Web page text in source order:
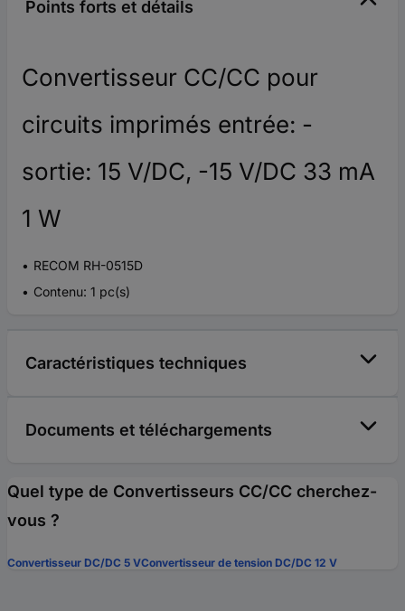
Points forts et détails
Convertisseur CC/CC pour
circuits imprimés entrée: -
sortie: 15 V/DC, -15 V/DC 33 mA
1 W
RECOM RH-0515D
Contenu: 1 pc(s)
Caractéristiques techniques
Documents et téléchargements
Quel type de Convertisseurs CC/CC cherchez-
vous ?
Convertisseur DC/DC 5 VConvertisseur de tension DC/DC 12 V